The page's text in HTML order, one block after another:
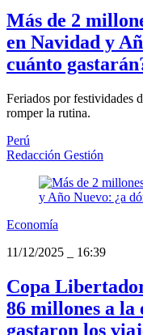
Más de 2
en Navidad y
cuánto
Feriados por festividades
romper la rutina.
Perú
Redacción Gestión
Economía
11/12/2025
16:39
Copa
86 millones a la
gastaron los